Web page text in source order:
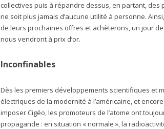
collectives puis à répandre dessus, en partant,
ne soit plus jamais d’aucune utilité à personne.
de leurs prochaines offres et achèterons, un jour
nous vendront à prix d’or.
Inconfinables
Dès les premiers développements scientifiques et
électriques de la modernité à l’américaine, et
imposer Cigéo, les promoteurs de l’atome ont
propagande : en situation « normale », la